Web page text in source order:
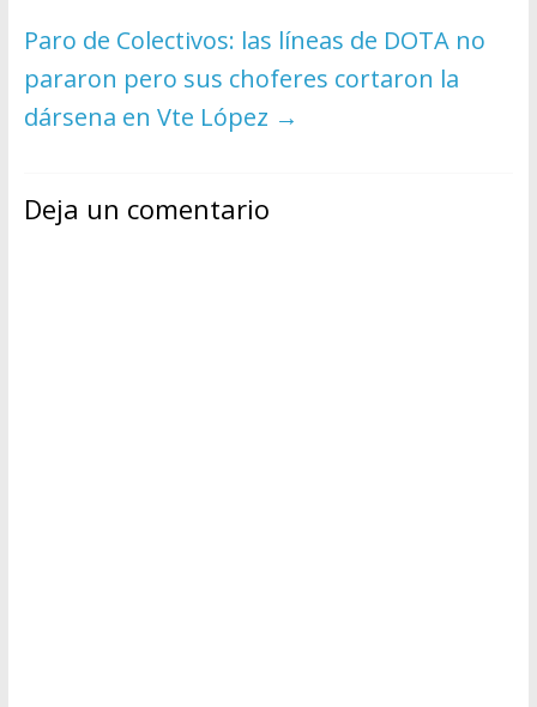
Paro de Colectivos: las líneas de DOTA no
pararon pero sus choferes cortaron la
dársena en Vte López →
Deja un comentario